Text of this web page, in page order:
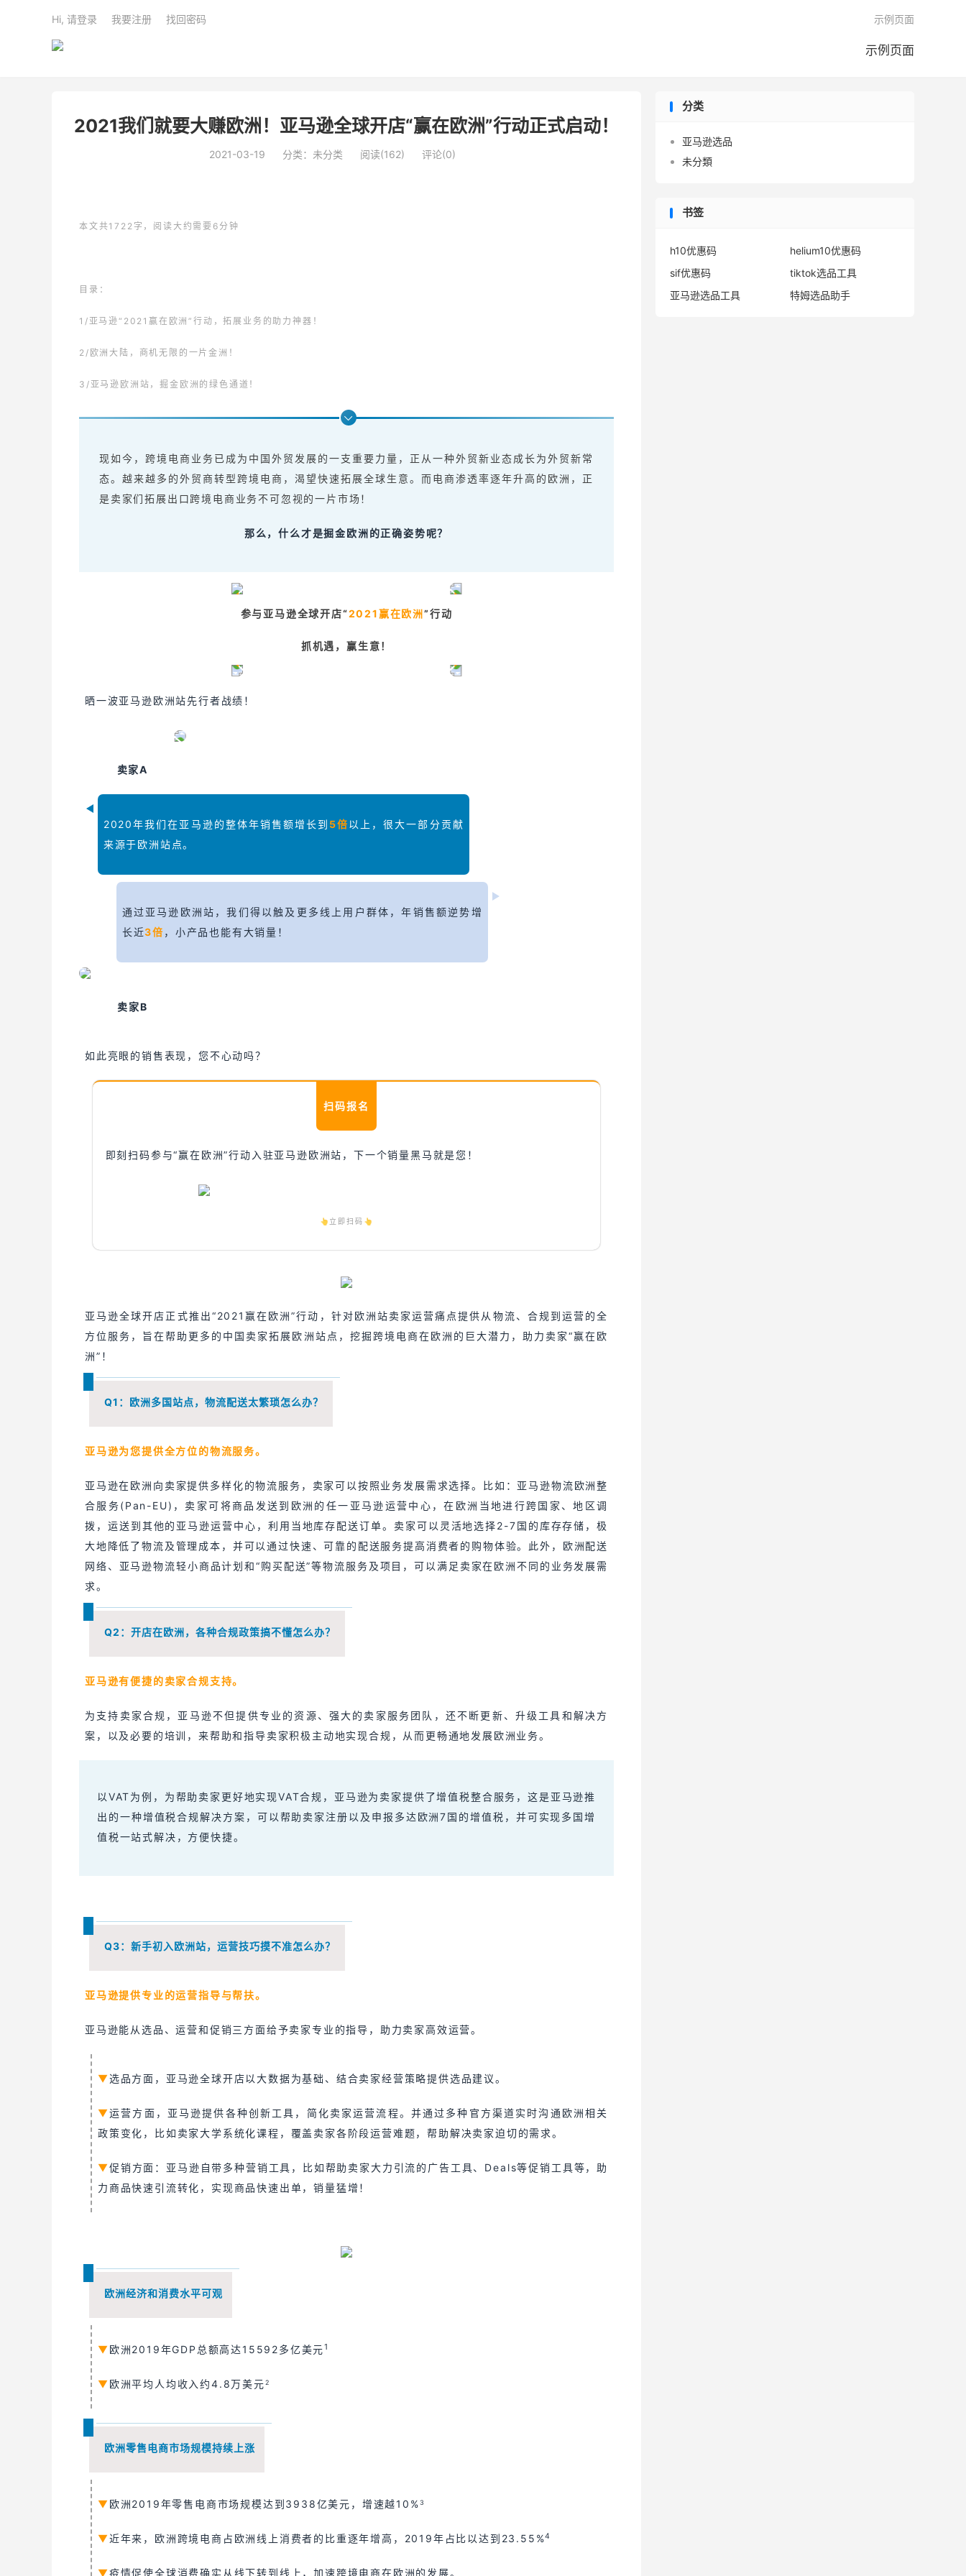
示例页面
示例页面
Hi, 请登录 我要注册 找回密码
2021我们就要大赚欧洲！亚马逊全球开店“赢在欧洲”行动正式启动！
2021-03-19 分类：未分类 阅读(162) 评论(0)
本文共1722字，阅读大约需要6分钟
目录：
1/亚马逊“2021赢在欧洲”行动，拓展业务的助力神器！
2/ 欧洲大陆，商机无限的一片金洲！
3/亚马逊欧洲站，掘金欧洲的绿色通道！
现如今，跨境电商业务已成为中国外贸发展的一支重要力量，正从一种外贸新业态成长为外贸新常
态。越来越多的外贸商转型跨境电商，渴望快速拓展全球生意。而电商渗透率逐年升高的欧洲，正
是卖家们拓展出口跨境电商业务不可忽视的一片市场！
那么，什么才是掘金欧洲的正确姿势呢？
参与亚马逊全球开店“2021赢在欧洲”行动
抓机遇，赢生意！
晒一波亚马逊欧洲站先行者战绩！
卖家A
2020年我们在亚马逊的整体年销售额增长到 5倍以上，很大一部分贡献
来源于欧洲站点。
通过亚马逊欧洲站，我们得以触及更多线上用户群体，年销售额逆势增
长近3倍 ，小产品也能有大销量！
卖家B
如此亮眼的销售表现，您不心动吗？
扫码报名
即刻扫码参与“赢在欧洲”行动入驻亚马逊欧洲站，下一个销量黑马就是您！
👆立即扫码👆
亚马逊全球开店正式推出“2021赢在欧洲”行动，针对欧洲站卖家运营痛点提供从物流、合规到运营的全
方位服务，旨在帮助更多的中国卖家拓展欧洲站点，挖掘跨境电商在欧洲的巨大潜力，助力卖家“赢在欧
洲”！
Q1： 欧洲多国站点，物流配送太繁琐怎么办？
亚马逊为您提供全方位的物流服务。
亚马逊在欧洲向卖家提供多样化的物流服务，卖家可以按照业务发展需求选择。比如：亚马逊物流欧洲整
合服务(Pan-EU)，卖家可将商品发送到欧洲的任一亚马逊运营中心，在欧洲当地进行跨国家、地区调
拨，运送到其他的亚马逊运营中心，利用当地库存配送订单。卖家可以灵活地选择2-7国的库存存储，极
大地降低了物流及管理成本，并可以通过快速、可靠的配送服务提高消费者的购物体验。此外，欧洲配送
网络、亚马逊物流轻小商品计划和“购买配送”等物流服务及项目，可以满足卖家在欧洲不同的业务发展需
求。
Q2： 开店在欧洲，各种合规政策搞不懂怎么办？
亚马逊有便捷的卖家合规支持。
为支持卖家合规，亚马逊不但提供专业的资源、强大的卖家服务团队，还不断更新、升级工具和解决方
案，以及必要的培训，来帮助和指导卖家积极主动地实现合规，从而更畅通地发展欧洲业务。
以VAT为例，为帮助卖家更好地实现VAT合规，亚马逊为卖家提供了增值税整合服务，这是亚马逊推
出的一种增值税合规解决方案，可以帮助卖家注册以及申报多达欧洲7国的增值税，并可实现多国增
值税一站式解决，方便快捷。
Q3： 新手初入欧洲站，运营技巧摸不准怎么办？
亚马逊提供专业的运营指导与帮扶。
亚马逊能从选品、运营和促销三方面给予卖家专业的指导，助力卖家高效运营。
▼选品方面，亚马逊全球开店以大数据为基础、结合卖家经营策略提供选品建议。
▼运营方面，亚马逊提供各种创新工具，简化卖家运营流程。并通过多种官方渠道实时沟通欧洲相关
政策变化，比如卖家大学系统化课程，覆盖卖家各阶段运营难题，帮助解决卖家迫切的需求。
▼促销方面：亚马逊自带多种营销工具，比如帮助卖家大力引流的广告工具、Deals等促销工具等，助
力商品快速引流转化，实现商品快速出单，销量猛增！
欧洲经济和消费水平可观
▼ 欧洲2019年GDP总额高达15592多亿美元1
▼ 欧洲平均人均收入约4.8万美元2
欧洲零售电商市场规模持续上涨
▼ 欧洲2019年零售电商市场规模达到3938亿美元，增速越10%3
▼近年来，欧洲跨境电商占欧洲线上消费者的比重逐年增高，2019年占比以达到23.55%4
▼疫情促使全球消费确实从线下转到线上，加速跨境电商在欧洲的发展。
分类
亚马逊选品
未分類
书签
h10优惠码
helium10优惠码
sif优惠码
tiktok选品工具
亚马逊选品工具
特姆选品助手